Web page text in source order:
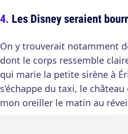
Les Disney seraient
On y trouverait notamment
dont le corps ressemble
qui marie la petite sirène à
s’échappe du taxi, le
mon oreiller le matin au